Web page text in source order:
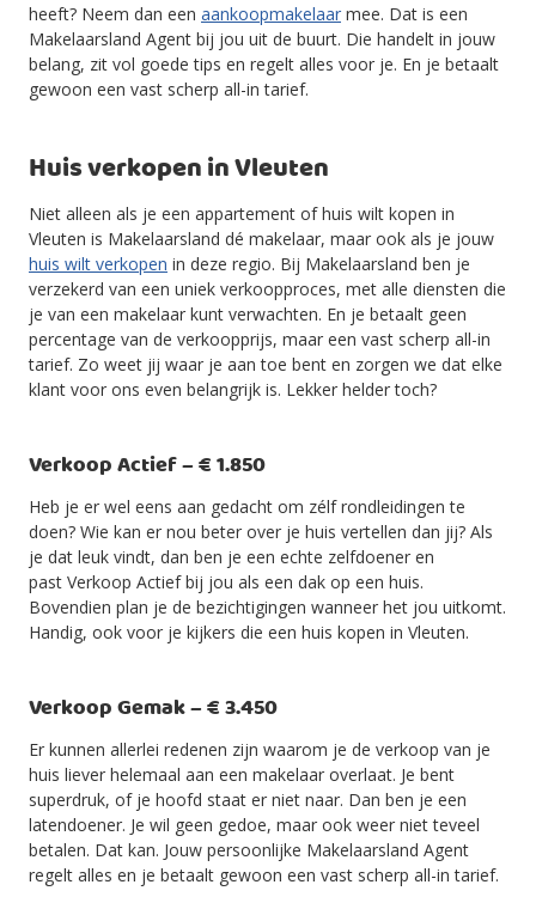
heeft? Neem dan een aankoopmakelaar mee. Dat is een
Makelaarsland Agent bij jou uit de buurt. Die handelt in jouw
belang, zit vol goede tips en regelt alles voor je. En je betaalt
gewoon een vast scherp all-in tarief.
Huis verkopen in Vleuten
Niet alleen als je een appartement of huis wilt kopen in
Vleuten is Makelaarsland dé makelaar, maar ook als je jouw
huis wilt verkopen in deze regio. Bij Makelaarsland ben je
verzekerd van een uniek verkoopproces, met alle diensten die
je van een makelaar kunt verwachten. En je betaalt geen
percentage van de verkoopprijs, maar een vast scherp all-in
tarief. Zo weet jij waar je aan toe bent en zorgen we dat elke
klant voor ons even belangrijk is. Lekker helder toch?
Verkoop Actief – € 1.850
Heb je er wel eens aan gedacht om zélf rondleidingen te
doen? Wie kan er nou beter over je huis vertellen dan jij? Als
je dat leuk vindt, dan ben je een echte zelfdoener en
past Verkoop Actief bij jou als een dak op een huis.
Bovendien plan je de bezichtigingen wanneer het jou uitkomt.
Handig, ook voor je kijkers die een huis kopen in Vleuten.
Verkoop Gemak – € 3.450
Er kunnen allerlei redenen zijn waarom je de verkoop van je
huis liever helemaal aan een makelaar overlaat. Je bent
superdruk, of je hoofd staat er niet naar. Dan ben je een
latendoener. Je wil geen gedoe, maar ook weer niet teveel
betalen. Dat kan. Jouw persoonlijke Makelaarsland Agent
regelt alles en je betaalt gewoon een vast scherp all-in tarief.